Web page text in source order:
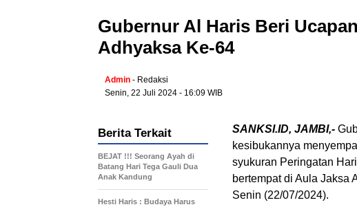
Gubernur Al Haris Beri
Adhyaksa Ke-64
Admin - Redaksi
Senin, 22 Juli 2024 - 16:09 WIB
SANKSI.ID, JAMBI,-
kesibukannya
syukuran Peringatan
bertempat di Aula Jaksa
Senin (22/07/2024).
Berita Terkait
BEJAT !!! Seorang Ayah di
Batang Hari Tega Gauli Dua
Anak Kandung
Hesti Haris : Budaya Harus